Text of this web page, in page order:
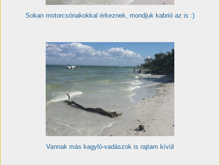
Sokan motorcsónakokkal érkeznek, mondjuk kabrió az is :)
Vannak más kagyló-vadászok is rajtam kívül